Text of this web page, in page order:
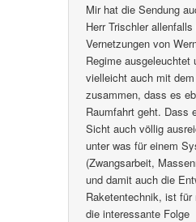
Mir hat die Sendung
Herr Trischler
Vernetzungen von
Regime ausgeleuchtet
vielleicht auch mit
zusammen, dass es
Raumfahrt geht. Dass
Sicht auch völlig
unter was für einem
(Zwangsarbeit,
und damit auch die
Raketentechnik, ist
die interessante Folge